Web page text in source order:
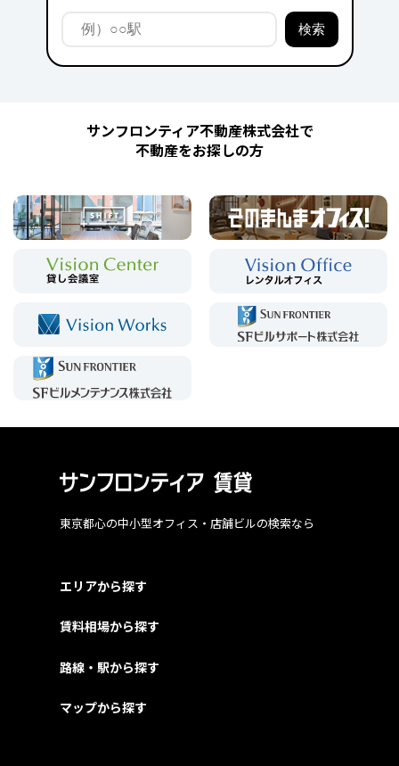
サンフロンティア不動産株式会社で
不動産をお探しの方
東京都心の中小型オフィス・店舗ビルの検索なら
エリアから探す
賃料相場から探す
路線・駅から探す
マップから探す